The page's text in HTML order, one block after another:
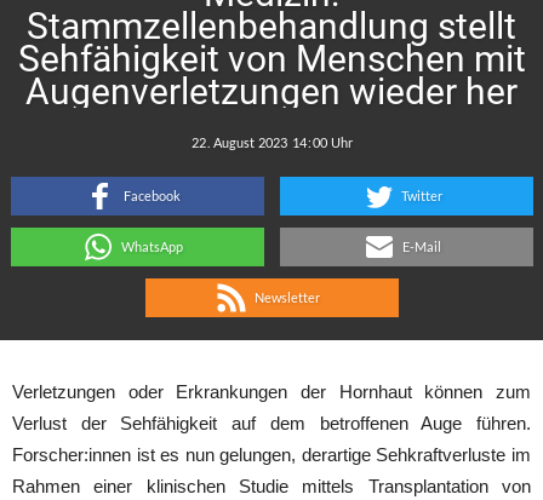
Stammzellenbehandlung stellt
Sehfähigkeit von Menschen mit
Augenverletzungen wieder her
:
Facebook Twitter
WhatsApp E-Mail
Newsletter
Verletzungen oder Erkrankungen der Hornhaut können zum
Verlust der Sehfähigkeit auf dem betroffenen Auge führen.
Forscher:innen ist es nun gelungen, derartige Sehkraftverluste im
Rahmen einer klinischen Studie mittels Transplantation von